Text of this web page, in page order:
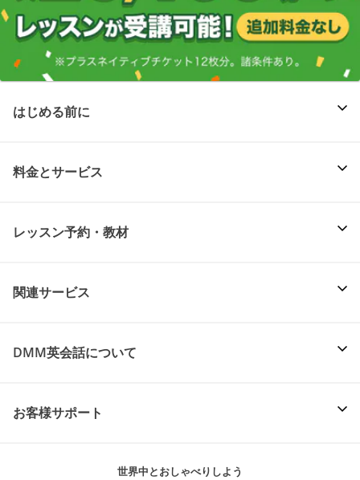
はじめる前に
料金とサービス
レッスン予約・教材
関連サービス
DMM英会話について
お客様サポート
世界中とおしゃべりしよう